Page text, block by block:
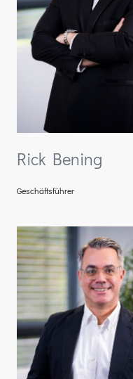
Rick Bening
Geschäftsführer